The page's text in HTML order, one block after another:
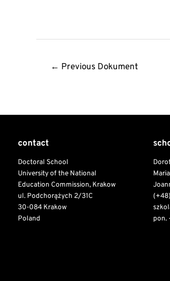
navigation
← Previous Dokument
contact
Doctoral School
University of the National
Education Commission, Krakow
ul. Podchorążych 2/31C
30-084 Krakow
Poland
pon.